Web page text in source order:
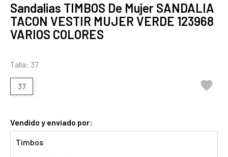
Sandalias TIMBOS De Mujer SANDALIA
TACON VESTIR MUJER VERDE 123968
VARIOS COLORES
Talla: 37
37 
Vendido y enviado por:
Timbos